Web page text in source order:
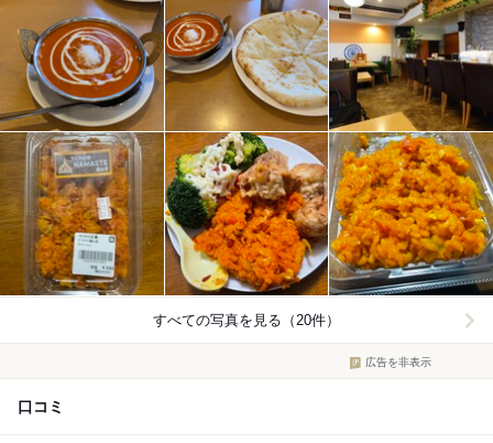
すべての写真を見る（20件）
広告を非表示
口コミ